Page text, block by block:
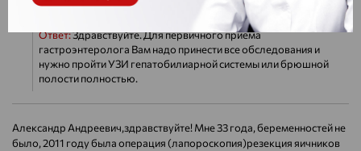
Направление:Гастроэнтеролог
Ответ:Здравствуйте. Для первичного приема
гастроэнтеролога Вам надо принести все обследования и
нужно пройти УЗИ гепатобилиарной системы или брюшной
полости полностью.
Александр Андреевич,здравствуйте! Мне 33 года, беременностей не
было, 2011 году была операция (лапороскопия)резекция яичников